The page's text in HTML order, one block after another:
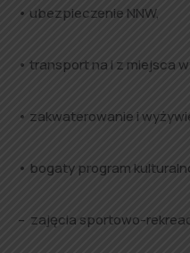
• ubezpieczenie NNW,
• transport na i z miejsca
• zakwaterowanie i
• bogaty program
– zajęcia sportowo-